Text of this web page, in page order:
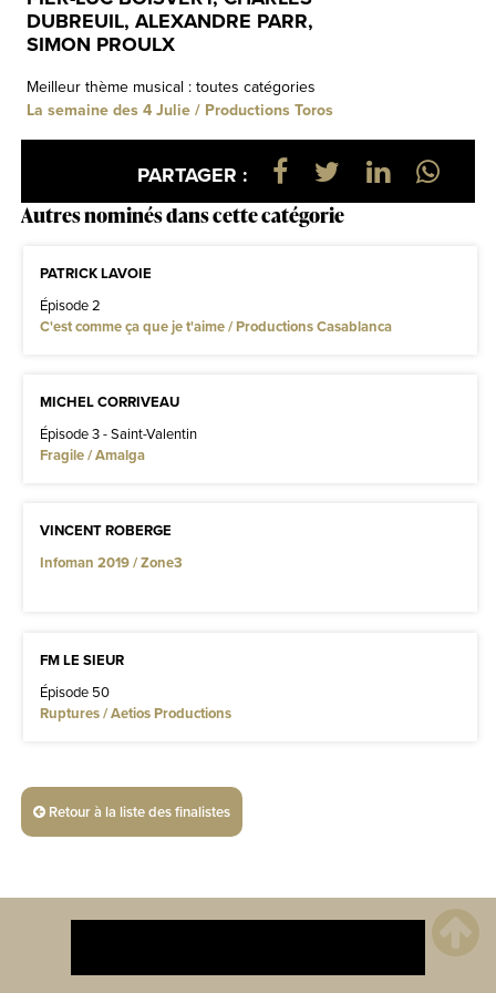
DUBREUIL, ALEXANDRE PARR,
SIMON PROULX
Meilleur thème musical : toutes catégories
La semaine des 4 Julie / Productions Toros
PARTAGER :
Autres nominés dans cette catégorie
PATRICK LAVOIE
Épisode 2
C'est comme ça que je t'aime / Productions Casablanca
MICHEL CORRIVEAU
Épisode 3 - Saint-Valentin
Fragile / Amalga
VINCENT ROBERGE
Infoman 2019 / Zone3
FM LE SIEUR
Épisode 50
Ruptures / Aetios Productions
Retour à la liste des finalistes